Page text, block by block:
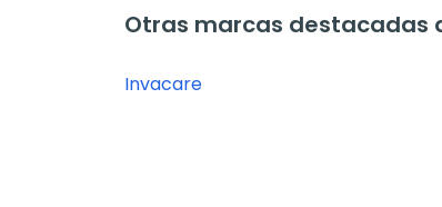
Otras marcas destacadas
Invacare